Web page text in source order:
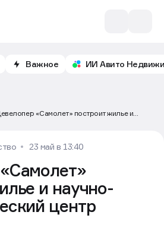
Важное ИИ Авито
«Самолет» построит жилье и
23 май в 13:40
и научно-
центр